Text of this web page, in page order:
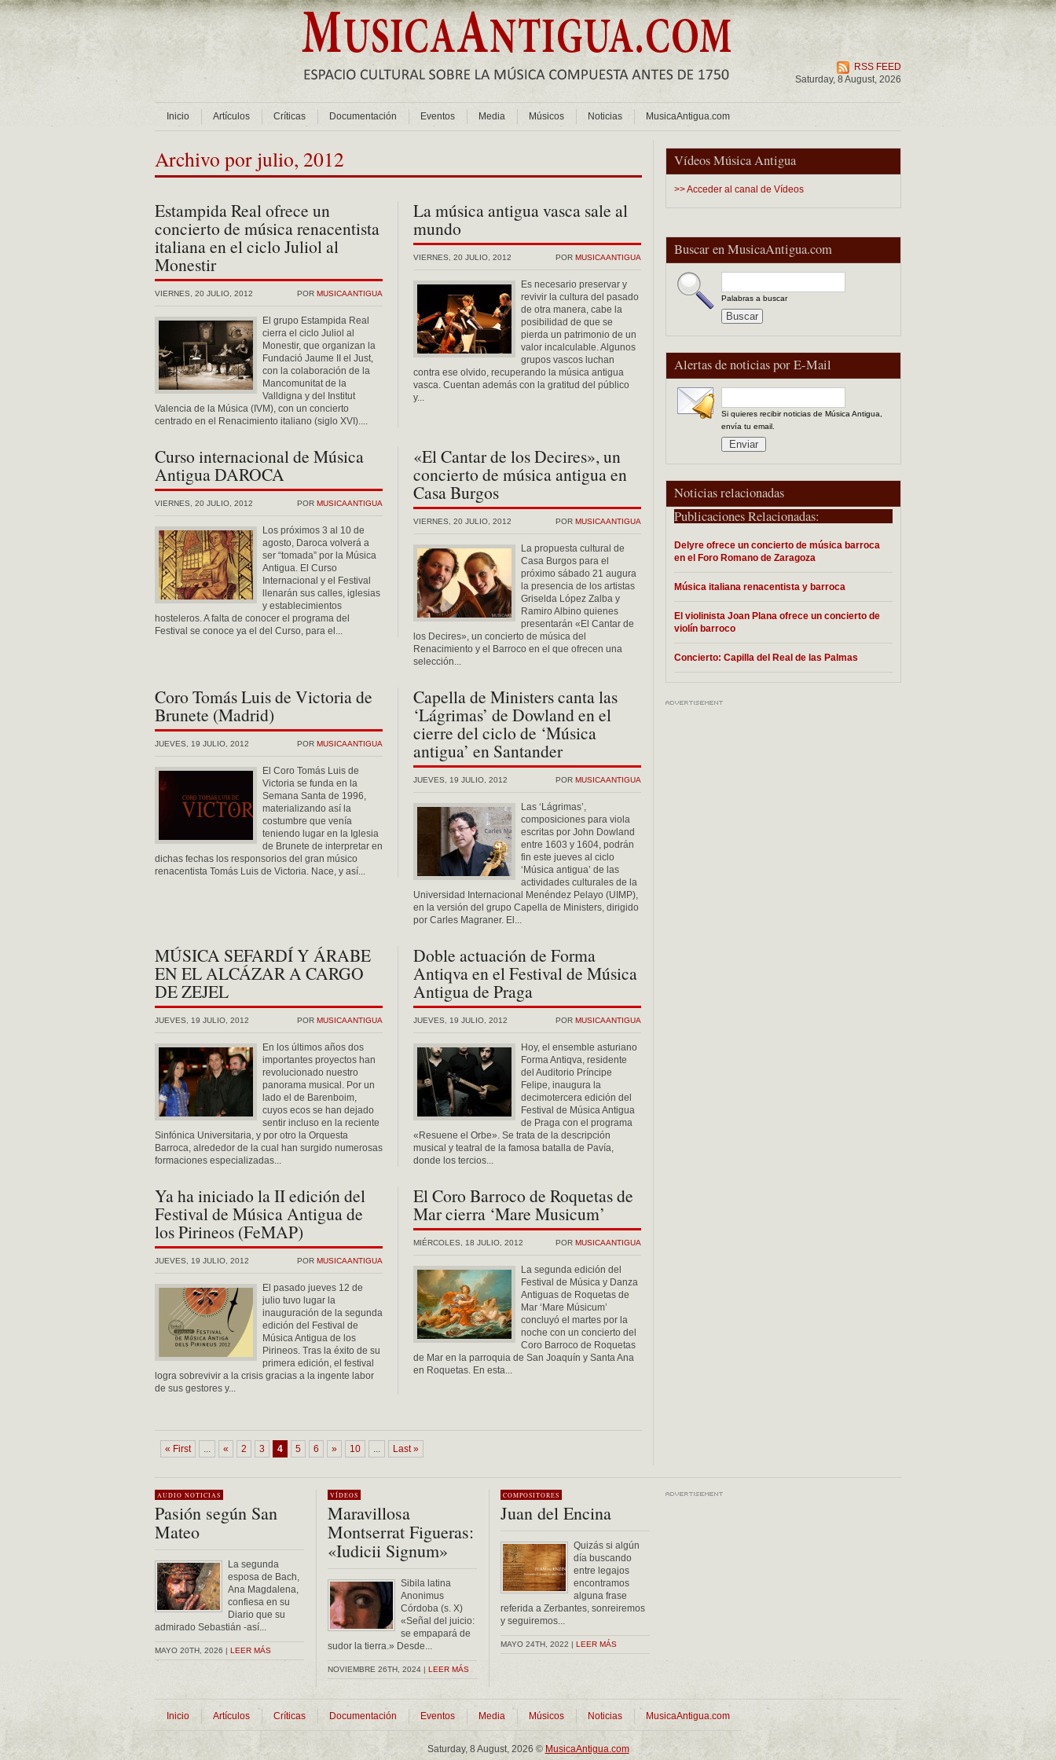
RSS FEED
Saturday, 8 August, 2026
Inicio Artículos Críticas Documentación Eventos Media Músicos Noticias MusicaAntigua.com
Vídeos Música Antigua
>> Acceder al canal de Vídeos
Buscar en MusicaAntigua.com
Palabras a buscar
Alertas de noticias por E-Mail
Si quieres recibir noticias de Música Antigua,
envía tu email.
Noticias relacionadas
Publicaciones Relacionadas:
Delyre ofrece un concierto de música barroca
en el Foro Romano de Zaragoza
Música italiana renacentista y barroca
El violinista Joan Plana ofrece un concierto de
violín barroco
Concierto: Capilla del Real de las Palmas
Archivo por julio, 2012
Estampida Real ofrece un
concierto de música renacentista
italiana en el ciclo Juliol al
Monestir
POR MUSICAANTIGUA
VIERNES, 20 JULIO, 2012
El grupo Estampida Real
cierra el ciclo Juliol al
Monestir, que organizan la
Fundació Jaume II el Just,
con la colaboración de la
Mancomunitat de la
Valldigna y del Institut
Valencia de la Música (IVM), con un concierto
centrado en el Renacimiento italiano (siglo XVI)....
La música antigua vasca sale al
mundo
POR MUSICAANTIGUA
VIERNES, 20 JULIO, 2012
Es necesario preservar y
revivir la cultura del pasado
de otra manera, cabe la
posibilidad de que se
pierda un patrimonio de un
valor incalculable. Algunos
grupos vascos luchan
contra ese olvido, recuperando la música antigua
vasca. Cuentan además con la gratitud del público
y...
Curso internacional de Música
Antigua DAROCA
POR MUSICAANTIGUA
VIERNES, 20 JULIO, 2012
Los próximos 3 al 10 de
agosto, Daroca volverá a
ser “tomada” por la Música
Antigua. El Curso
Internacional y el Festival
llenarán sus calles, iglesias
y establecimientos
hosteleros. A falta de conocer el programa del
Festival se conoce ya el del Curso, para el...
«El Cantar de los Decires», un
concierto de música antigua en
Casa Burgos
POR MUSICAANTIGUA
VIERNES, 20 JULIO, 2012
La propuesta cultural de
Casa Burgos para el
próximo sábado 21 augura
la presencia de los artistas
Griselda López Zalba y
Ramiro Albino quienes
presentarán «El Cantar de
los Decires», un concierto de música del
Renacimiento y el Barroco en el que ofrecen una
selección...
Coro Tomás Luis de Victoria de
Brunete (Madrid)
POR MUSICAANTIGUA
JUEVES, 19 JULIO, 2012
El Coro Tomás Luis de
Victoria se funda en la
Semana Santa de 1996,
materializando así la
costumbre que venía
teniendo lugar en la Iglesia
de Brunete de interpretar en
dichas fechas los responsorios del gran músico
renacentista Tomás Luis de Victoria. Nace, y así...
Capella de Ministers canta las
‘Lágrimas’ de Dowland en el
cierre del ciclo de ‘Música
antigua’ en Santander
POR MUSICAANTIGUA
JUEVES, 19 JULIO, 2012
Las ‘Lágrimas’,
composiciones para viola
escritas por John Dowland
entre 1603 y 1604, podrán
fin este jueves al ciclo
‘Música antigua’ de las
actividades culturales de la
Universidad Internacional Menéndez Pelayo (UIMP),
en la versión del grupo Capella de Ministers, dirigido
por Carles Magraner. El...
MÚSICA SEFARDÍ Y ÁRABE
EN EL ALCÁZAR A CARGO
DE ZEJEL
POR MUSICAANTIGUA
JUEVES, 19 JULIO, 2012
En los últimos años dos
importantes proyectos han
revolucionado nuestro
panorama musical. Por un
lado el de Barenboim,
cuyos ecos se han dejado
sentir incluso en la reciente
Sinfónica Universitaria, y por otro la Orquesta
Barroca, alrededor de la cual han surgido numerosas
formaciones especializadas...
Doble actuación de Forma
Antiqva en el Festival de Música
Antigua de Praga
POR MUSICAANTIGUA
JUEVES, 19 JULIO, 2012
Hoy, el ensemble asturiano
Forma Antiqva, residente
del Auditorio Príncipe
Felipe, inaugura la
decimotercera edición del
Festival de Música Antigua
de Praga con el programa
«Resuene el Orbe». Se trata de la descripción
musical y teatral de la famosa batalla de Pavía,
donde los tercios...
Ya ha iniciado la II edición del
Festival de Música Antigua de
los Pirineos (FeMAP)
POR MUSICAANTIGUA
JUEVES, 19 JULIO, 2012
El pasado jueves 12 de
julio tuvo lugar la
inauguración de la segunda
edición del Festival de
Música Antigua de los
Pirineos. Tras la éxito de su
primera edición, el festival
logra sobrevivir a la crisis gracias a la ingente labor
de sus gestores y...
El Coro Barroco de Roquetas de
Mar cierra ‘Mare Musicum’
POR MUSICAANTIGUA
MIÉRCOLES, 18 JULIO, 2012
La segunda edición del
Festival de Música y Danza
Antiguas de Roquetas de
Mar ‘Mare Músicum’
concluyó el martes por la
noche con un concierto del
Coro Barroco de Roquetas
de Mar en la parroquia de San Joaquín y Santa Ana
en Roquetas. En esta...
« First ... « 2 3 4 5 6 » 10 ... Last »
AUDIO NOTICIAS
Pasión según San
Mateo
La segunda
esposa de Bach,
Ana Magdalena,
confiesa en su
Diario que su
admirado Sebastián -así...
MAYO 20TH, 2026 | LEER MÁS
VÍDEOS
Maravillosa
Montserrat Figueras:
«Iudicii Signum»
Sibila latina
Anonimus
Córdoba (s. X)
«Señal del juicio:
se empapará de
sudor la tierra.» Desde...
NOVIEMBRE 26TH, 2024 | LEER MÁS
COMPOSITORES
Juan del Encina
Quizás si algún
día buscando
entre legajos
encontramos
alguna frase
referida a Zerbantes, sonreiremos
y seguiremos...
MAYO 24TH, 2022 | LEER MÁS
Inicio Artículos Críticas Documentación Eventos Media Músicos Noticias MusicaAntigua.com
Saturday, 8 August, 2026 © MusicaAntigua.com